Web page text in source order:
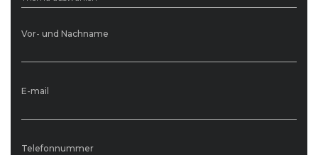
Vor- und Nachname
E-mail
Telefonnummer